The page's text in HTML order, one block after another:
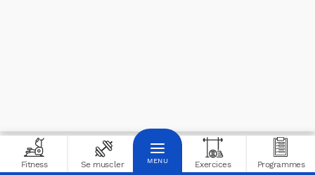
Fitness Se muscler Exercices Programmes